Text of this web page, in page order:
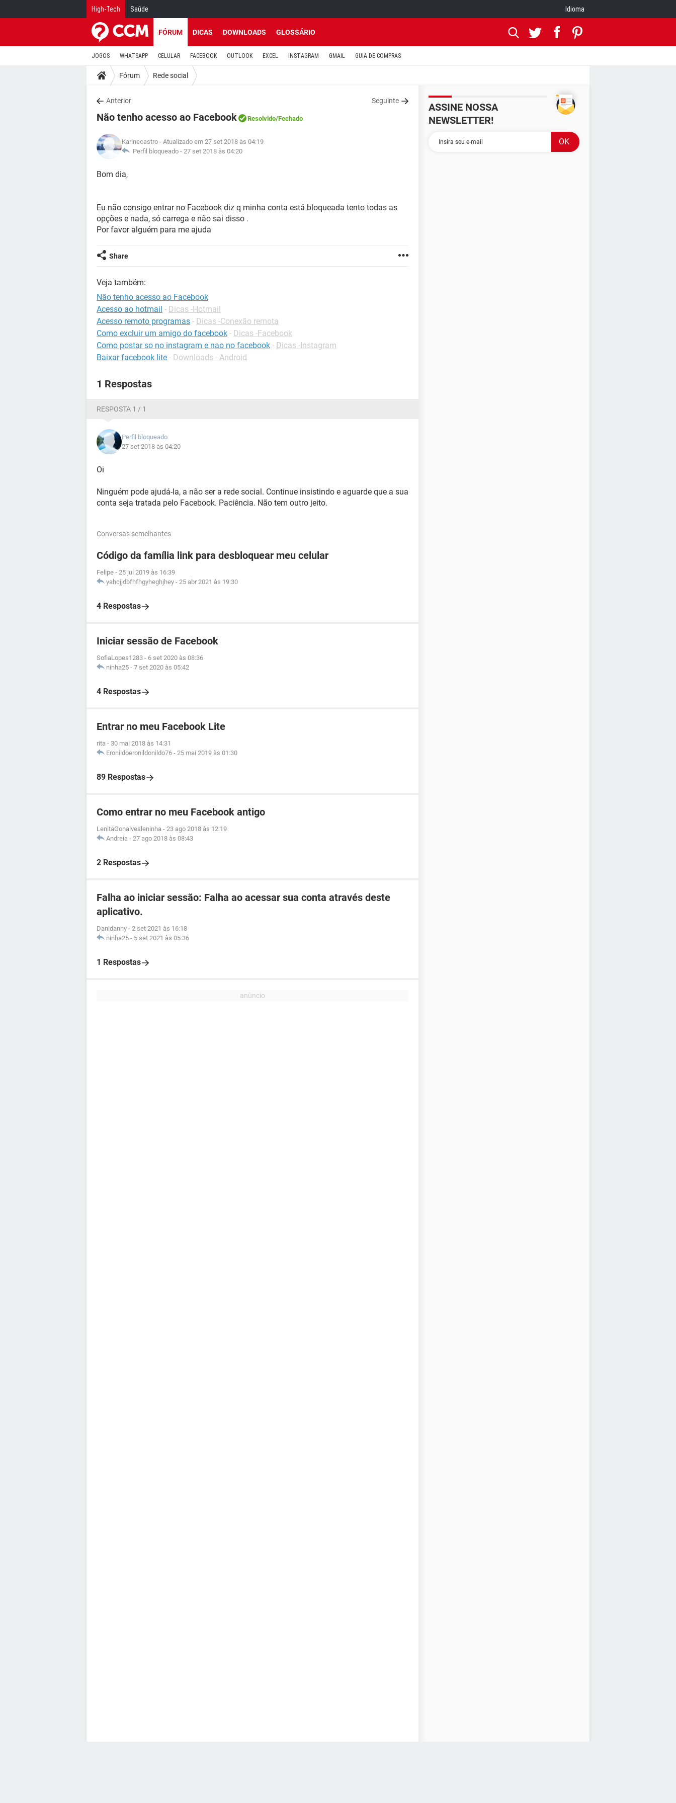
High-Tech Saúde Idioma
FÓRUM DICAS DOWNLOADS GLOSSÁRIO
JOGOS WHATSAPP CELULAR FACEBOOK OUTLOOK EXCEL INSTAGRAM GMAIL GUIA DE COMPRAS
Fórum Rede social
Anterior Seguinte
Não tenho acesso ao Facebook Resolvido/Fechado
Karinecastro - Atualizado em 27 set 2018 às 04:19
Perfil bloqueado - 27 set 2018 às 04:20
Bom dia,
Eu não consigo entrar no Facebook diz q minha conta está bloqueada tento todas as
opções e nada, só carrega e não sai disso .
Por favor alguém para me ajuda
Share
Veja também:
Não tenho acesso ao Facebook
Acesso ao hotmail - Dicas -Hotmail
Acesso remoto programas - Dicas -Conexão remota
Como excluir um amigo do facebook - Dicas -Facebook
Como postar so no instagram e nao no facebook - Dicas -Instagram
Baixar facebook lite - Downloads - Android
1 Respostas
RESPOSTA 1 / 1
Perfil bloqueado
27 set 2018 às 04:20
Oi
Ninguém pode ajudá-la, a não ser a rede social. Continue insistindo e aguarde que a sua
conta seja tratada pelo Facebook. Paciência. Não tem outro jeito.
Conversas semelhantes
Código da família link para desbloquear meu celular
Felipe - 25 jul 2019 às 16:39
yahcjjdbfhfhgyheghjhey - 25 abr 2021 às 19:30
4 Respostas
Iniciar sessão de Facebook
SofiaLopes1283 - 6 set 2020 às 08:36
ninha25 - 7 set 2020 às 05:42
4 Respostas
Entrar no meu Facebook Lite
rita - 30 mai 2018 às 14:31
Eronildoeronildonildo76 - 25 mai 2019 às 01:30
89 Respostas
Como entrar no meu Facebook antigo
LenitaGonalvesleninha - 23 ago 2018 às 12:19
Andreia - 27 ago 2018 às 08:43
2 Respostas
Falha ao iniciar sessão: Falha ao acessar sua conta através deste
aplicativo.
Danidanny - 2 set 2021 às 16:18
ninha25 - 5 set 2021 às 05:36
1 Respostas
ASSINE NOSSA
NEWSLETTER!